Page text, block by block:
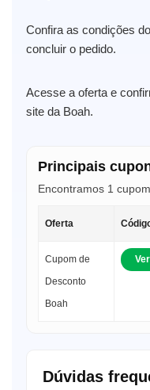
Confira as condições
concluir o pedido.
Acesse a oferta e
site da Boah.
Principais
Encontramos 1
Oferta
Cupom de
Desconto
Boah
Dúvidas